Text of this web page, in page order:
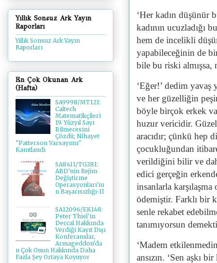
‘Her kadın düşünür
kadının ucuzladığı
hem de incelikli
yapabileceğinin de
bile bu riski almışsa,
‘Eğer!’ dedim yavaş
ve her güzelliğin
böyle birçok erkek
huzur vericidir.
aracıdır; çünkü hep
çocukluğundan
verildiğini bilir ve
edici gerçeğin
insanlarla
ödemiştir. Farklı bir
senle rekabet
tanımıyorsun
‘Madem
ansızın. ‘Sen aşkı
Yıllık Sonsuz Ark Yayın
Raporları
Yıllık Sonsuz Ark Yayın
Raporları
En Çok Okunan Ark
(Hafta)
SA9998/MT121:
Caltech
Matematikçileri
19. Yüzyıl Sayı
Bilmecesini
Çözdü; Nihayet
"Patterson Varsayımı"
Kanıtlandı
SA8411/TG281:
ABD'nin Rejim
Değiştirme
Operasyonları'nı
n Başarısızlığı-II
SA12096/EK148:
Peter Thiel'in
Deccal Hakkında
Verdiği Kayıt Dışı
Konferanslar,
Armageddon'da
n Çok Onun Hakkında Daha
Fazla Şey Ortaya Koyuyor